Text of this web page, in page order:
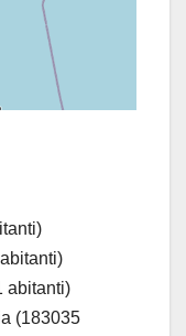
abitanti)
(183035